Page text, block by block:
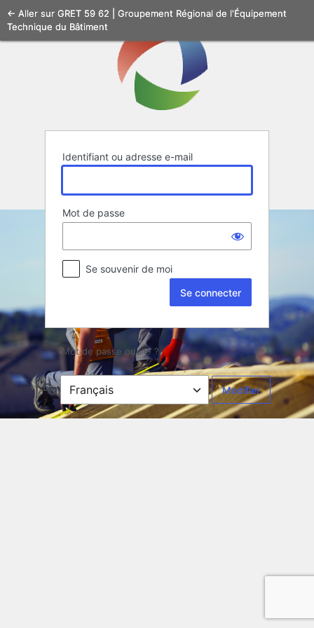
Se
connecter
Identifiant ou adresse e-mail
Mot de passe
Se souvenir de moi
Mot de passe oublié ?
← Aller sur GRET 59 62 | Groupement Régional de l'Équipement
Technique du Bâtiment
Langue